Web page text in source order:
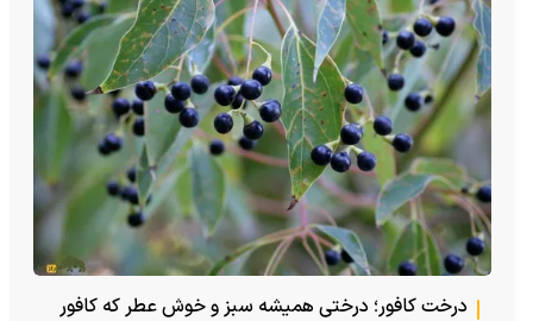
درخت کافور؛ درختی همیشه سبز و خوش عطر که کافور